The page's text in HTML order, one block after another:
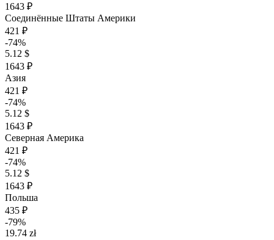
1643 ₽
Соединённые Штаты Америки
421 ₽
-74%
5.12 $
1643 ₽
Азия
421 ₽
-74%
5.12 $
1643 ₽
Северная Америка
421 ₽
-74%
5.12 $
1643 ₽
Польша
435 ₽
-79%
19.74 zł